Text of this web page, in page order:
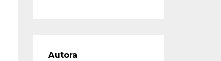
Autora